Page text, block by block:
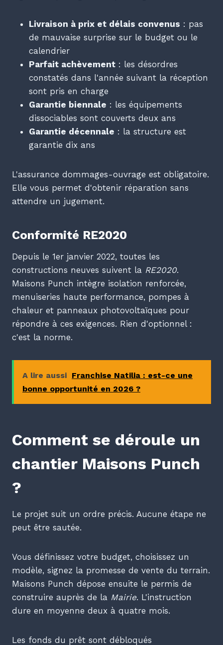
Livraison à prix et délais convenus : pas
de mauvaise surprise sur le budget ou le
calendrier
Parfait achèvement : les désordres
constatés dans l'année suivant la réception
sont pris en charge
Garantie biennale : les équipements
dissociables sont couverts deux ans
Garantie décennale : la structure est
garantie dix ans
L'assurance dommages-ouvrage est obligatoire.
Elle vous permet d'obtenir réparation sans
attendre un jugement.
Conformité RE2020
Depuis le 1er janvier 2022, toutes les
constructions neuves suivent la RE2020.
Maisons Punch intègre isolation renforcée,
menuiseries haute performance, pompes à
chaleur et panneaux photovoltaïques pour
répondre à ces exigences. Rien d'optionnel :
c'est la norme.
A lire aussi Franchise Natilia : est-ce une
bonne opportunité en 2026 ?
Comment se déroule un
chantier Maisons Punch
?
Le projet suit un ordre précis. Aucune étape ne
peut être sautée.
Vous définissez votre budget, choisissez un
modèle, signez la promesse de vente du terrain.
Maisons Punch dépose ensuite le permis de
construire auprès de la Mairie. L'instruction
dure en moyenne deux à quatre mois.
Les fonds du prêt sont débloqués